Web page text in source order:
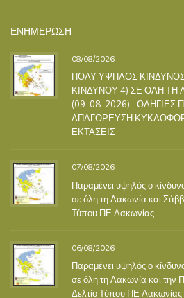
ΕΝΗΜΕΡΩΣΗ
08/08/2026
ΠΟΛΥ ΥΨΗΛΟΣ
ΚΙΝΔΥΝΟΥ 4) ΣΕ ΟΛΗ ΤΗ
(09-08-2026) –ΟΔΗΓΙΕΣ
ΑΠΑΓΟΡΕΥΣΗ
ΕΚΤΑΣΕΙΣ
07/08/2026
Παραμένει υψηλός ο
σε όλη τη Λακωνία και
Τύπου ΠΕ Λακωνίας
06/08/2026
Παραμένει υψηλός ο
σε όλη τη Λακωνία και
Δελτίο Τύπου ΠΕ Λακωνίας